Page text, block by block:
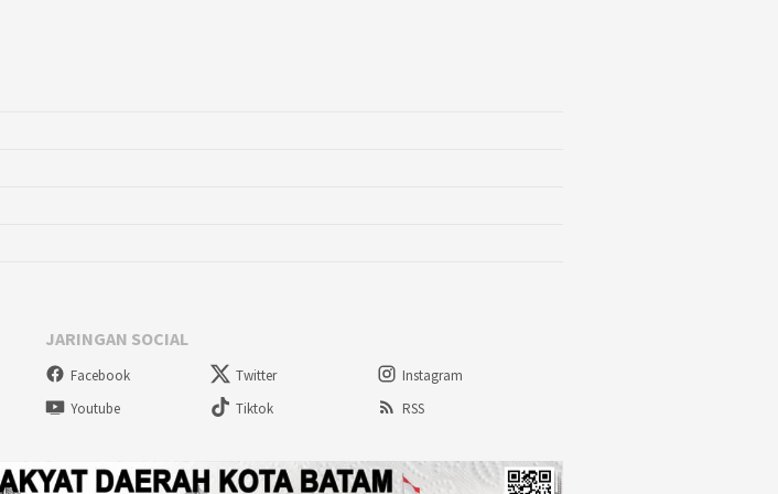
JARINGAN SOCIAL
Facebook Twitter
Instagram
Youtube
Tiktok RSS